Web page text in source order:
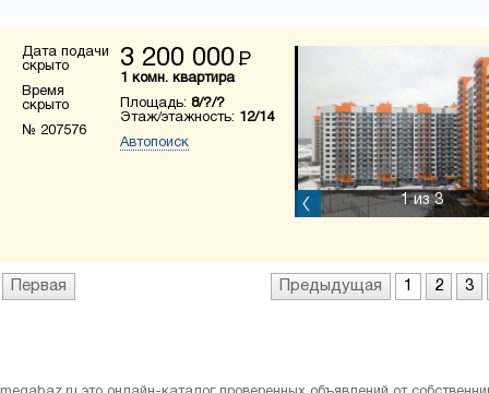
Дата подачи
скрыто
Время
скрыто
№ 207576
3 200 000 Р
1 комн. квартира
Площадь: 8/?/?
Этаж/этажность: 12/14
Автопоиск
1из 3
Первая Предыдущая 1 2 3